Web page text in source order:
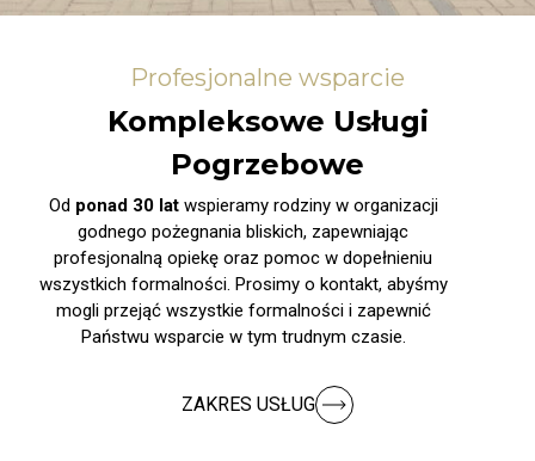
Profesjonalne wsparcie
Kompleksowe Usługi
Pogrzebowe
Od ponad 30 latwspieramy rodziny w organizacji
godnego pożegnania bliskich, zapewniając
profesjonalną opiekę oraz pomoc w dopełnieniu
wszystkich formalności. Prosimy o kontakt, abyśmy
mogli przejąć wszystkie formalności i zapewnić
Państwu wsparcie w tym trudnym czasie.
ZAKRES USŁUG